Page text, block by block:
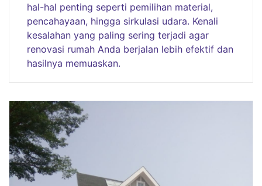
hal-hal penting seperti pemilihan material,
pencahayaan, hingga sirkulasi udara. Kenali
kesalahan yang paling sering terjadi agar
renovasi rumah Anda berjalan lebih efektif dan
hasilnya memuaskan.